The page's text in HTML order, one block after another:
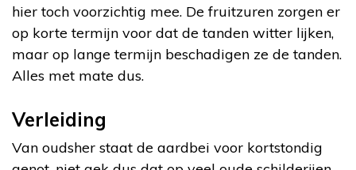
hier toch voorzichtig mee. De fruitzuren zorgen er
op korte termijn voor dat de tanden witter lijken,
maar op lange termijn beschadigen ze de tanden.
Alles met mate dus.
Verleiding
Van oudsher staat de aardbei voor kortstondig